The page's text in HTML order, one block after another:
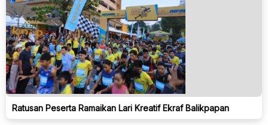
Ratusan Peserta Ramaikan Lari Kreatif Ekraf Balikpapan